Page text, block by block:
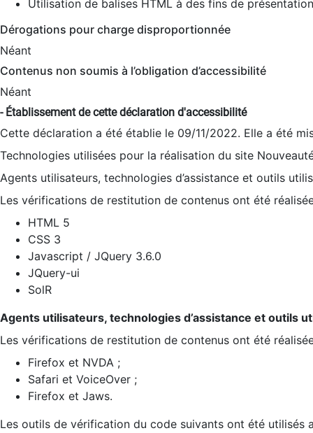
Utilisation de balises HTML à des fins de
Dérogations pour charge disproportionnée
Néant
Contenus non soumis à l’obligation d’accessibilité
Néant
- Établissement de cette déclaration d'accessibilité
Cette déclaration a été établie le 09/11/2022. Elle a été
Technologies utilisées pour la réalisation du site
Agents utilisateurs, technologies d’assistance et outils
Les vérifications de restitution de contenus ont été
HTML 5
CSS 3
Javascript / JQuery 3.6.0
JQuery-ui
SolR
Agents utilisateurs, technologies d’assistance et outils
Les vérifications de restitution de contenus ont été
Firefox et NVDA ;
Safari et VoiceOver ;
Firefox et Jaws.
Les outils de vérification du code suivants ont été utilisés